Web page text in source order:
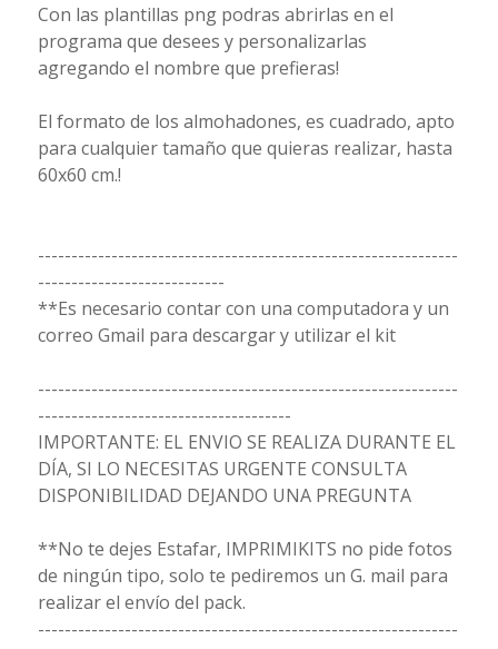
Con las plantillas png podras abrirlas en el
programa que desees y personalizarlas
agregando el nombre que prefieras!
El formato de los almohadones, es cuadrado, apto
para cualquier tamaño que quieras realizar, hasta
60x60 cm.!
---------------------------------------------------------------
----------------------------
**Es necesario contar con una computadora y un
correo Gmail para descargar y utilizar el kit
---------------------------------------------------------------
--------------------------------------
IMPORTANTE: EL ENVIO SE REALIZA DURANTE EL
DÍA, SI LO NECESITAS URGENTE CONSULTA
DISPONIBILIDAD DEJANDO UNA PREGUNTA
**No te dejes Estafar, IMPRIMIKITS no pide fotos
de ningún tipo, solo te pediremos un G. mail para
realizar el envío del pack.
---------------------------------------------------------------